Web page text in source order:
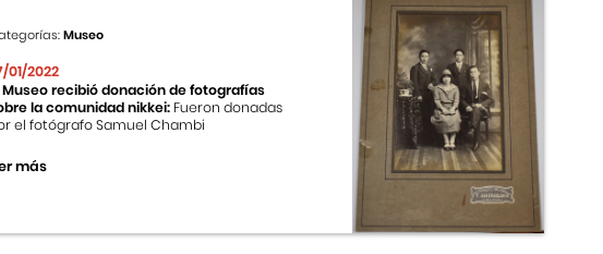
Museo
01/2022
Museo recibió donación de fotografías
la comunidad nikkei: Fueron donadas
el fotógrafo Samuel Chambi
más